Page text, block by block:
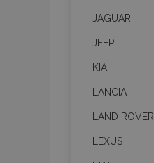
JAGUAR
JEEP
KIA
LANCIA
LAND ROVER
LEXUS